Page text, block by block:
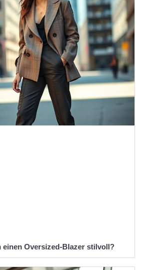
einen Oversized-Blazer stilvoll?